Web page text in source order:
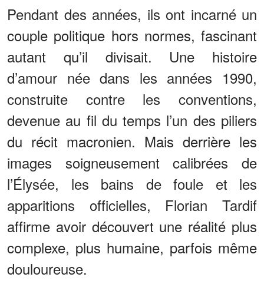
Pendant des années, ils ont incarné un
couple politique hors normes, fascinant
autant qu’il divisait. Une histoire
d’amour née dans les années 1990,
construite contre les conventions,
devenue au fil du temps l’un des piliers
du récit macronien. Mais derrière les
images soigneusement calibrées de
l’Élysée, les bains de foule et les
apparitions officielles, Florian Tardif
affirme avoir découvert une réalité plus
complexe, plus humaine, parfois même
douloureuse.